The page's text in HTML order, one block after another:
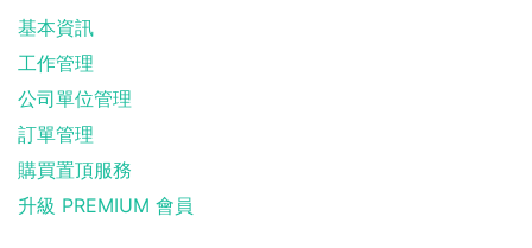
基本資訊
工作管理
公司單位管理
訂單管理
購買置頂服務
升級 PREMIUM 會員